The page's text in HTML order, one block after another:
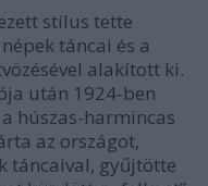
stílus tette
táncai és a
alakított ki.
után 1924-ben
húszas-harmincas
az országot,
táncaival, gyűjtötte